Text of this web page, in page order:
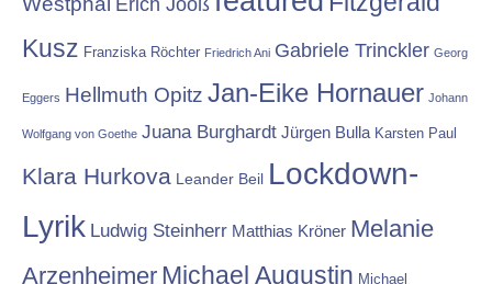
Erich Jooß
Kusz Franziska Röchter Friedrich Ani Gabriele Trinckler Georg
Eggers Hellmuth Opitz Jan-Eike Hornauer Johann
Wolfgang von Goethe Juana Burghardt Jürgen Bulla Karsten Paul
Klara Hurkova Leander Beil Lockdown-
Lyrik Ludwig Steinherr Matthias Kröner Melanie
Arzenheimer Michael Augustin Michael